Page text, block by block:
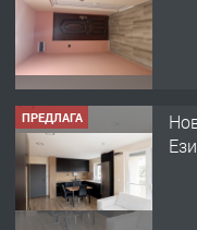
ПРЕДЛАГА